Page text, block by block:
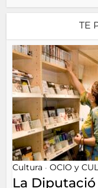
TE
Cultura • OCIO y
La